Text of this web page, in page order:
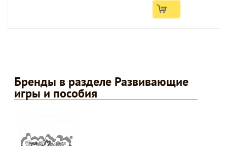
Бренды в разделе Развивающие
игры и пособия